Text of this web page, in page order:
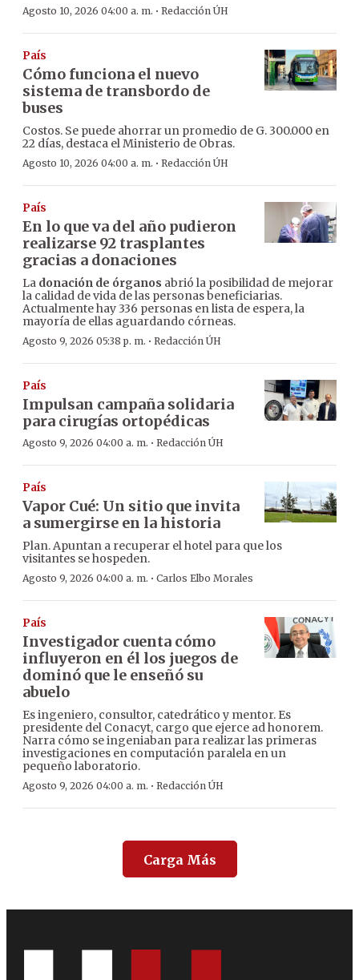
Agosto 10, 2026 04:00 a. m. · Redacción ÚH
País
Cómo funciona el nuevo
sistema de transbordo de
buses
Costos. Se puede ahorrar un promedio de G. 300.000 en
22 días, destaca el Ministerio de Obras.
Agosto 10, 2026 04:00 a. m. · Redacción ÚH
País
En lo que va del año pudieron
realizarse 92 trasplantes
gracias a donaciones
La donación de órganos abrió la posibilidad de mejorar
la calidad de vida de las personas beneficiarias.
Actualmente hay 336 personas en lista de espera, la
mayoría de ellas aguardando córneas.
Agosto 9, 2026 05:38 p. m. · Redacción ÚH
País
Impulsan campaña solidaria
para cirugías ortopédicas
Agosto 9, 2026 04:00 a. m. · Redacción ÚH
País
Vapor Cué: Un sitio que invita
a sumergirse en la historia
Plan. Apuntan a recuperar el hotel para que los
visitantes se hospeden.
Agosto 9, 2026 04:00 a. m. · Carlos Elbo Morales
País
Investigador cuenta cómo
influyeron en él los juegos de
dominó que le enseñó su
abuelo
Es ingeniero, consultor, catedrático y mentor. Es
presidente del Conacyt, cargo que ejerce ad honorem.
Narra cómo se ingeniaban para realizar las primeras
investigaciones en computación paralela en un
pequeño laboratorio.
Agosto 9, 2026 04:00 a. m. · Redacción ÚH
Carga Más